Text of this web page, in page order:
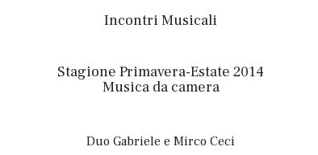
Incontri Musicali
Stagione Primavera-Estate 2014
Musica da camera
Duo Gabriele e Mirco Ceci